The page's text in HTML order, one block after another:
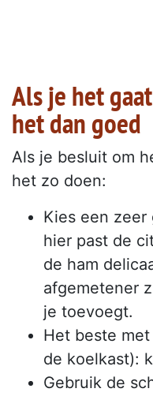
Als je het
het dan goed
Als je besluit om
het zo doen:
Kies een zeer
hier past de
de ham
afgemetener
je toevoegt.
Het beste
de koelkast):
Gebruik de